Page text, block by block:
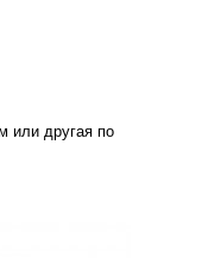
или другая по